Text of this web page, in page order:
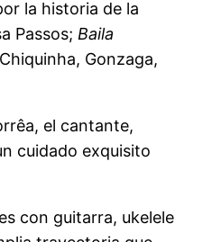
la historia de la
Passos; Baila
Gonzaga,
el cantante,
cuidado exquisito
con guitarra, ukelele